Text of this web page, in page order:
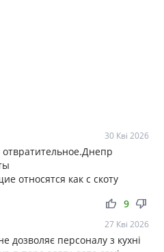
30 Кві 2026
относятся как с скоту
thumb_up thumb_down
9
27 Кві 2026
дозволяє персоналу з кухні